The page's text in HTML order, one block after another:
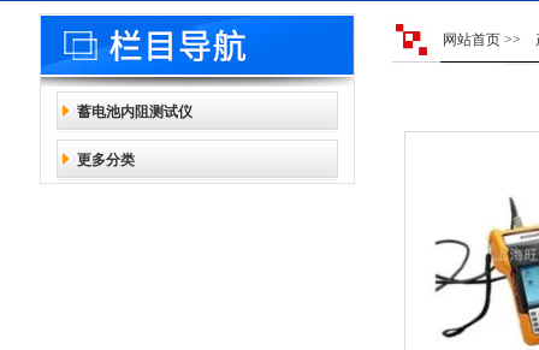
蓄电池内阻测试仪
更多分类
网站首页 >>